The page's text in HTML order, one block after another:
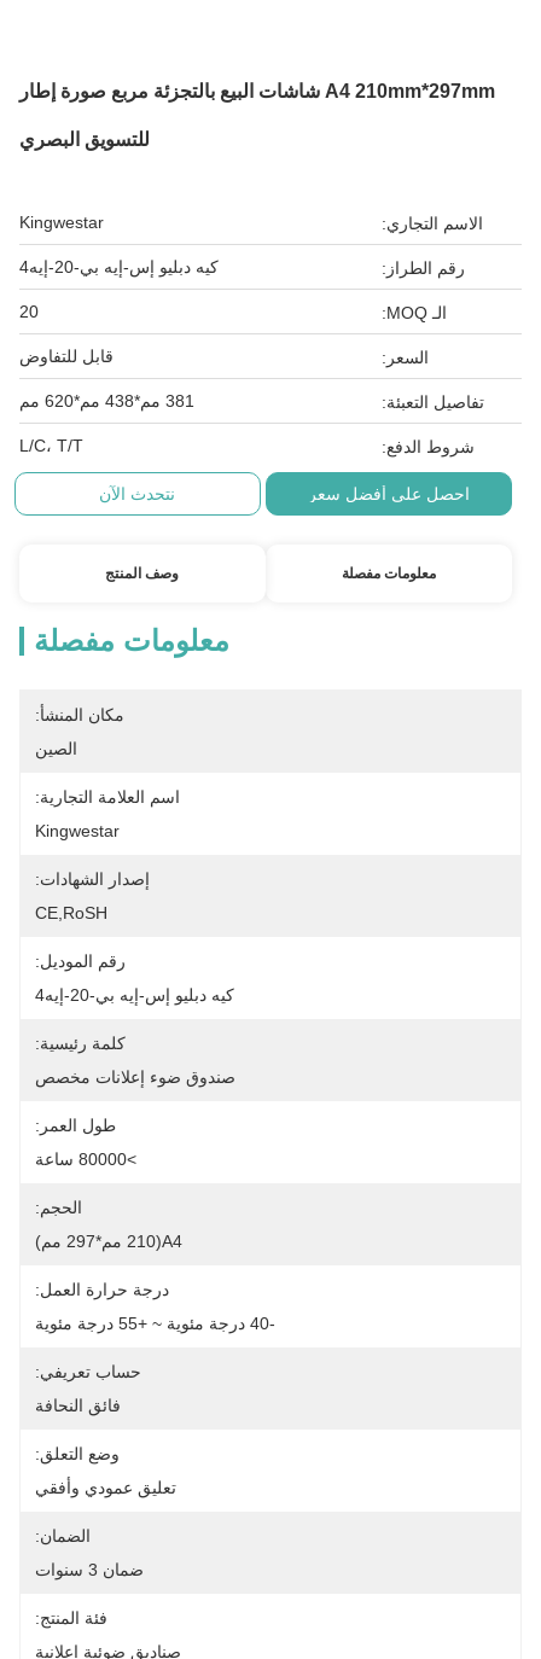
A4 210mm*297mm شاشات البيع بالتجزئة مربع صورة إطار
للتسويق البصري
الاسم التجاري: Kingwestar
رقم الطراز: كيه دبليو إس-إيه بي-20-إيه4
الـ MOQ: 20
السعر: قابل للتفاوض
تفاصيل التعبئة: 381 مم*438 مم*620 مم
شروط الدفع: L/C، T/T
احصل على أفضل سعر نتحدث الآن
معلومات مفصلة وصف المنتج
معلومات مفصلة
مكان المنشأ:
الصين
اسم العلامة التجارية:
Kingwestar
إصدار الشهادات:
CE,RoSH
رقم الموديل:
كيه دبليو إس-إيه بي-20-إيه4
كلمة رئيسية:
صندوق ضوء إعلانات مخصص
طول العمر:
>80000 ساعة
الحجم:
A4(210 مم*297 مم)
درجة حرارة العمل:
-40 درجة مئوية ~ +55 درجة مئوية
حساب تعريفي:
فائق النحافة
وضع التعلق:
تعليق عمودي وأفقي
الضمان:
ضمان 3 سنوات
فئة المنتج:
صناديق ضوئية إعلانية